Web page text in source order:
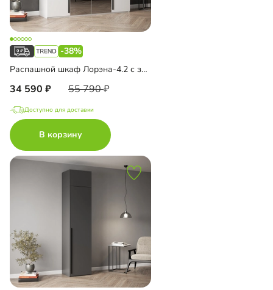
-38%
Распашной шкаф Лорэна-4.2 с зеркалом
34 590 55 790
Доступно для доставки
В корзину